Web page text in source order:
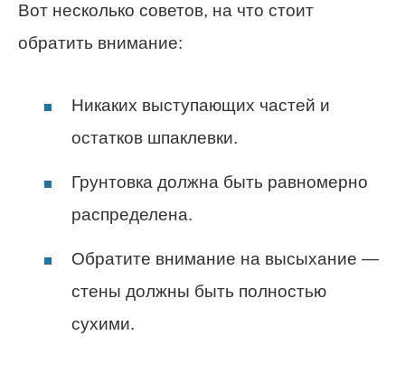
Вот несколько советов, на что стоит
обратить внимание:
Никаких выступающих частей и
остатков шпаклевки.
Грунтовка должна быть равномерно
распределена.
Обратите внимание на высыхание —
стены должны быть полностью
сухими.